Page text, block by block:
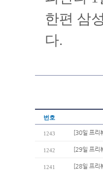
한편 삼
다.
번호
1243 [30일 프리
1242 [29일 프리
1241 [28일 프리